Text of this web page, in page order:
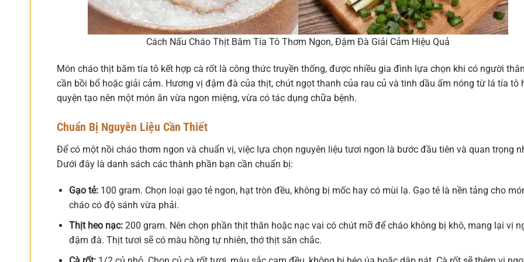
Cách Nấu Cháo Thịt Băm Tía Tô Thơm Ngon, Đậm Đà Giải Cảm Hiệu Quả
Món cháo thịt băm tía tô kết hợp cà rốt là công thức truyền thống, được nhiều gia đình lựa chọn khi có người thân
cần bồi bổ hoặc giải cảm. Hương vị đậm đà của thịt, chút ngọt thanh của rau củ và tinh dầu ấm nóng từ lá tía tô
quyện tạo nên một món ăn vừa ngon miệng, vừa có tác dụng chữa bệnh.
Chuẩn Bị Nguyên Liệu Cần Thiết
Để có một nồi cháo thơm ngon và chuẩn vị, việc lựa chọn nguyên liệu tươi ngon là bước đầu tiên và quan trọng
Dưới đây là danh sách các thành phần bạn cần chuẩn bị:
Gạo tẻ:100 gram. Chọn loại gạo tẻ ngon, hạt tròn đều, không bị mốc hay có mùi lạ. Gạo tẻ là nền tảng cho
cháo có độ sánh vừa phải.
Thịt heo nạc:200 gram. Nên chọn phần thịt thăn hoặc nạc vai có chút mỡ để cháo không bị khô, mang lại vị
đậm đà. Thịt tươi sẽ có màu hồng tự nhiên, thớ thịt săn chắc.